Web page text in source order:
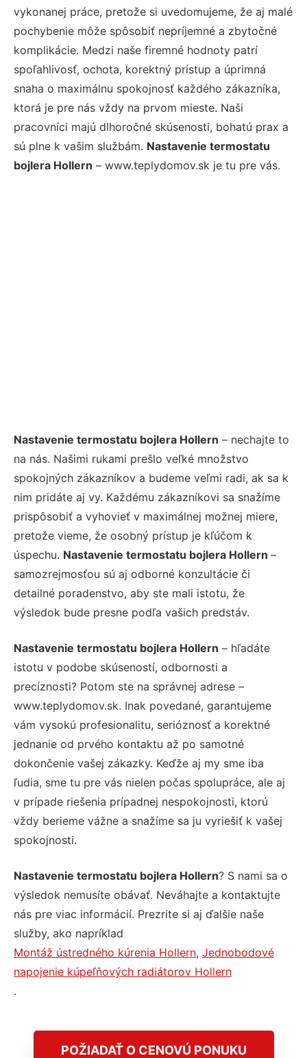
vykonanej práce, pretože si uvedomujeme, že aj malé
pochybenie môže spôsobiť nepríjemné a zbytočné
komplikácie. Medzi naše firemné hodnoty patrí
spoľahlivosť, ochota, korektný prístup a úprimná
snaha o maximálnu spokojnosť každého zákazníka,
ktorá je pre nás vždy na prvom mieste. Naši
pracovníci majú dlhoročné skúsenosti, bohatú prax a
sú plne k vašim službám. Nastavenie termostatu
bojlera Hollern – www.teplydomov.sk je tu pre vás.
Nastavenie termostatu bojlera Hollern – nechajte to
na nás. Našimi rukami prešlo veľké množstvo
spokojných zákazníkov a budeme veľmi radi, ak sa k
nim pridáte aj vy. Každému zákazníkovi sa snažíme
prispôsobiť a vyhovieť v maximálnej možnej miere,
pretože vieme, že osobný prístup je kľúčom k
úspechu. Nastavenie termostatu bojlera Hollern –
samozrejmosťou sú aj odborné konzultácie či
detailné poradenstvo, aby ste mali istotu, že
výsledok bude presne podľa vašich predstáv.
Nastavenie termostatu bojlera Hollern – hľadáte
istotu v podobe skúseností, odbornosti a
precíznosti? Potom ste na správnej adrese –
www.teplydomov.sk. Inak povedané, garantujeme
vám vysokú profesionalitu, serióznosť a korektné
jednanie od prvého kontaktu až po samotné
dokončenie vašej zákazky. Keďže aj my sme iba
ľudia, sme tu pre vás nielen počas spolupráce, ale aj
v prípade riešenia prípadnej nespokojnosti, ktorú
vždy berieme vážne a snažíme sa ju vyriešiť k vašej
spokojnosti.
Nastavenie termostatu bojlera Hollern? S nami sa o
výsledok nemusíte obávať. Neváhajte a kontaktujte
nás pre viac informácií. Prezrite si aj ďalšie naše
služby, ako napríklad
Montáž ústredného kúrenia Hollern, Jednobodové
napojenie kúpeľňových radiátorov Hollern
.
POŽIADAŤ O CENOVÚ PONUKU